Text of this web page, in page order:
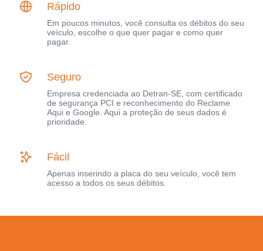
Rápido
Em poucos minutos, você consulta os débitos do seu
veículo, escolhe o que quer pagar e como quer
pagar.
Seguro
Empresa credenciada ao Detran-SE, com certificado
de segurança PCI e reconhecimento do Reclame
Aqui e Google. Aqui a proteção de seus dados é
prioridade.
Fácil
Apenas inserindo a placa do seu veículo, você tem
acesso a todos os seus débitos.